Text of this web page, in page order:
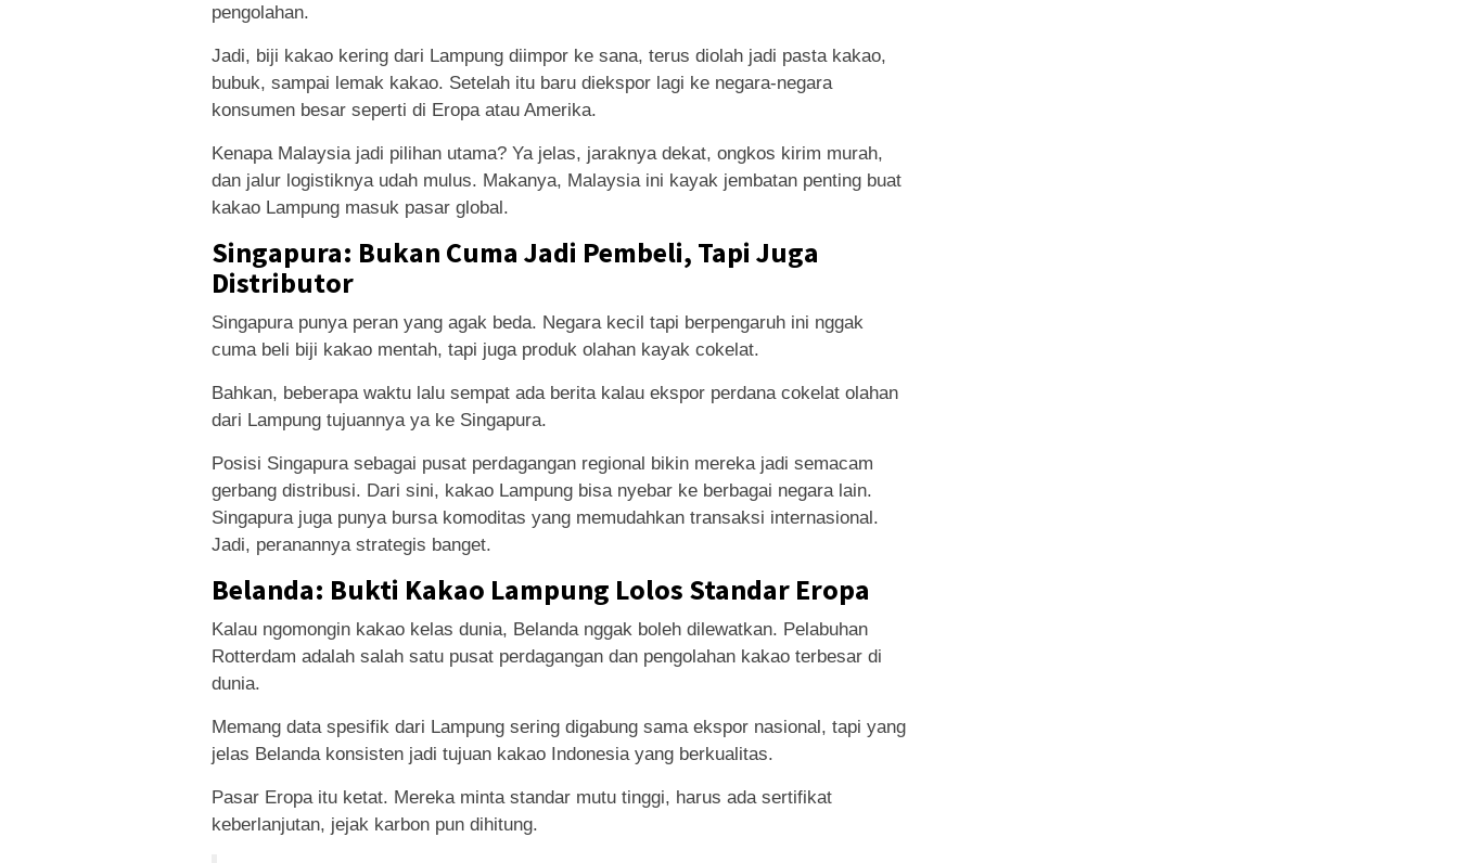
pengolahan.
Jadi, biji kakao kering dari Lampung diimpor ke sana, terus diolah jadi pasta kakao,
bubuk, sampai lemak kakao. Setelah itu baru diekspor lagi ke negara-negara
konsumen besar seperti di Eropa atau Amerika.
Kenapa Malaysia jadi pilihan utama? Ya jelas, jaraknya dekat, ongkos kirim murah,
dan jalur logistiknya udah mulus. Makanya, Malaysia ini kayak jembatan penting buat
kakao Lampung masuk pasar global.
Singapura: Bukan Cuma Jadi Pembeli, Tapi Juga
Distributor
Singapura punya peran yang agak beda. Negara kecil tapi berpengaruh ini nggak
cuma beli biji kakao mentah, tapi juga produk olahan kayak cokelat.
Bahkan, beberapa waktu lalu sempat ada berita kalau ekspor perdana cokelat olahan
dari Lampung tujuannya ya ke Singapura.
Posisi Singapura sebagai pusat perdagangan regional bikin mereka jadi semacam
gerbang distribusi. Dari sini, kakao Lampung bisa nyebar ke berbagai negara lain.
Singapura juga punya bursa komoditas yang memudahkan transaksi internasional.
Jadi, peranannya strategis banget.
Belanda: Bukti Kakao Lampung Lolos Standar Eropa
Kalau ngomongin kakao kelas dunia, Belanda nggak boleh dilewatkan. Pelabuhan
Rotterdam adalah salah satu pusat perdagangan dan pengolahan kakao terbesar di
dunia.
Memang data spesifik dari Lampung sering digabung sama ekspor nasional, tapi yang
jelas Belanda konsisten jadi tujuan kakao Indonesia yang berkualitas.
Pasar Eropa itu ketat. Mereka minta standar mutu tinggi, harus ada sertifikat
keberlanjutan, jejak karbon pun dihitung.